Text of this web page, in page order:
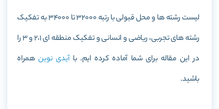
لیست رشته ها و محل قبولی با رتبه 32000 تا 34000 به تفکیک
رشته های تجربی، ریاضی و انسانی و تفکیک منطقه ای 2،1 و 3 را
در این مقاله برای شما آماده کرده ایم. باآیدی نوینهمراه
باشید.